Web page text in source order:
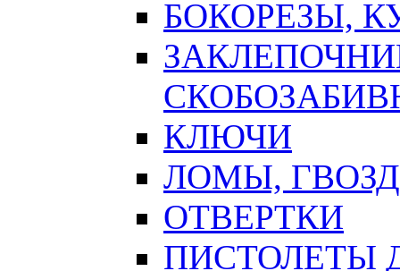
БОКОРЕЗЫ,
КЛЮЧИ
ЛОМЫ,
ОТВЕРТКИ
ПИСТОЛЕТЫ